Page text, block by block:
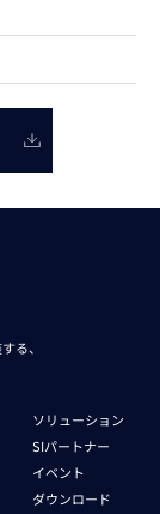
る、
ソリューション
SIパートナー
イベント
ダウンロード